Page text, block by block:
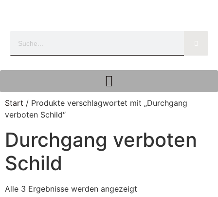
Start / Produkte verschlagwortet mit „Durchgang
verboten Schild“
Durchgang verboten
Schild
Alle 3 Ergebnisse werden angezeigt